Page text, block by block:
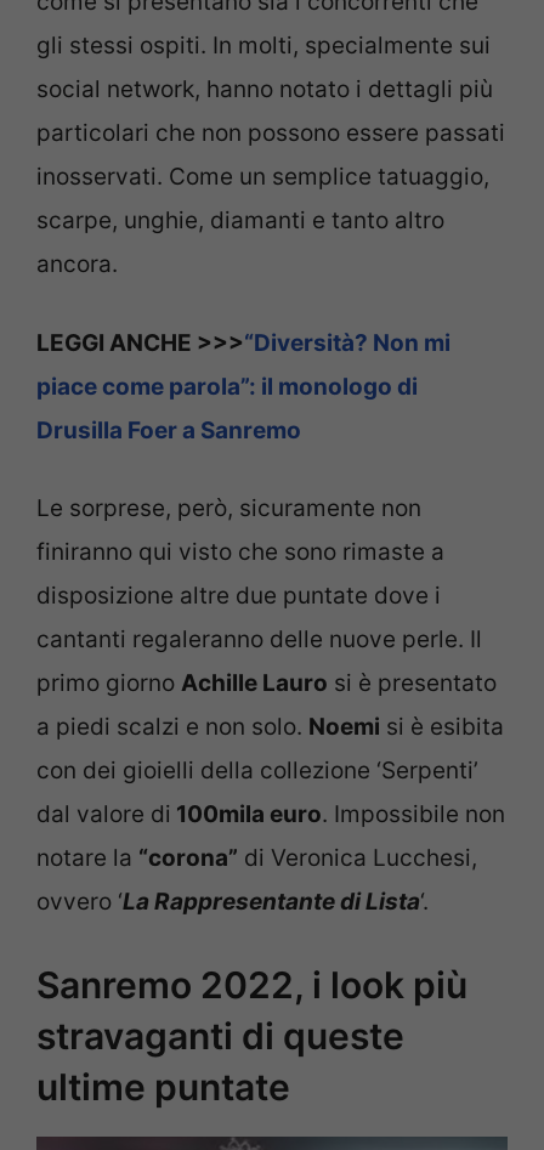
gli stessi ospiti. In molti, specialmente sui
social network, hanno notato i dettagli più
particolari che non possono essere passati
inosservati. Come un semplice tatuaggio,
scarpe, unghie, diamanti e tanto altro
ancora.
LEGGI ANCHE >>>“Diversità? Non mi
piace come parola”: il monologo di
Drusilla Foer a Sanremo
Le sorprese, però, sicuramente non
finiranno qui visto che sono rimaste a
disposizione altre due puntate dove i
cantanti regaleranno delle nuove perle. Il
primo giorno Achille Lauro si è presentato
a piedi scalzi e non solo. Noemi si è esibita
con dei gioielli della collezione ‘Serpenti’
dal valore di 100mila euro. Impossibile non
notare la “corona” di Veronica Lucchesi,
ovvero ‘La Rappresentante di Lista‘.
Sanremo 2022, i look più
stravaganti di queste
ultime puntate